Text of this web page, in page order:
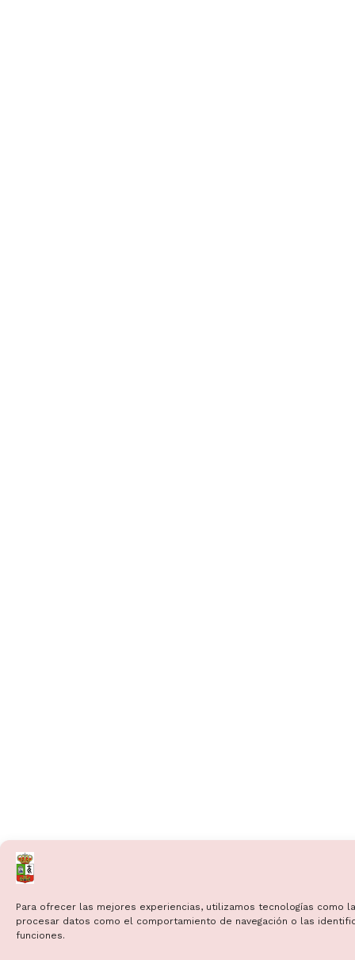
Para ofrecer las mejores experiencias, utilizamos tecnologías
procesar datos como el comportamiento de navegación o las
funciones.